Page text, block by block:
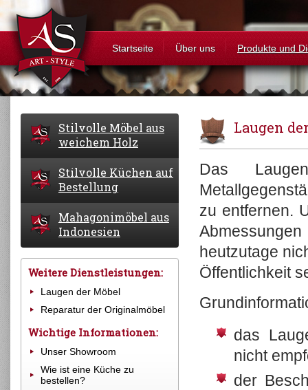
Startseite Über uns Produkte und
Stilvolle Möbel aus
weichem Holz
Buffets
Kabinetts
Kommoden
Kredenzen
Schreibtische
Hängendewände, Spiegelen,
Schuhschränke
Glashäuser
Schränke
Tische
Stilvolle Küchen auf
Bestellung
Stilvolle Küchen auf Bestellung
Weitere Küchenmöbel
Mahagonimöbel aus
Indonesien
Roosevelt Collection
Nantucket Collection
John Hancock Collection
Homestead Collection
Aries Collection
Weitere Dienstleistungen:
Laugen der Möbel
Reparatur der Originalmöbel
Wichtige Informationen:
Unser Showroom
Wie ist eine Küche zu
bestellen?
Laugen
Das
zu entfernen.
heutzutage
Öffentlichkeit
das
nicht
der